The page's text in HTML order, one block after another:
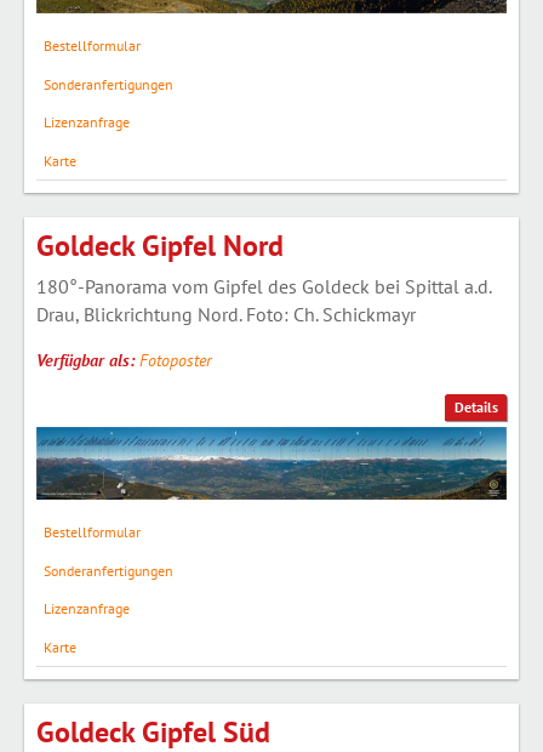
Bestellformular
Sonderanfertigungen
Lizenzanfrage
Karte
Details
Goldeck Gipfel Nord
180°-Panorama vom Gipfel des Goldeck bei Spittal a.d.
Drau, Blickrichtung Nord. Foto: Ch. Schickmayr
Verfügbar als:Fotoposter
Bestellformular
Sonderanfertigungen
Lizenzanfrage
Karte
Goldeck Gipfel Süd